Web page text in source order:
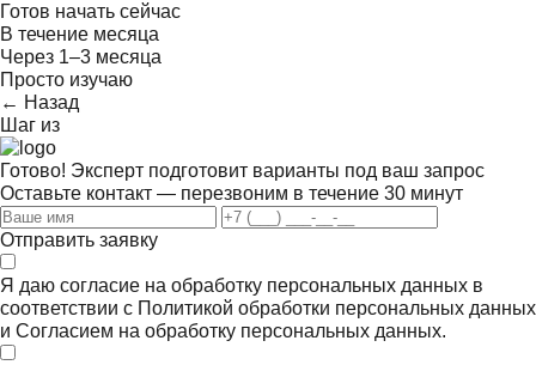
Готов начать сейчас
В течение месяца
Через 1–3 месяца
Просто изучаю
← Назад
Шаг из
Готово! Эксперт подготовит варианты под ваш запрос
Оставьте контакт — перезвоним в течение 30 минут
Отправить заявку
Я даю согласие на обработку персональных данных в
соответствии с Политикой обработки персональных данных
и Согласием на обработку персональных данных.